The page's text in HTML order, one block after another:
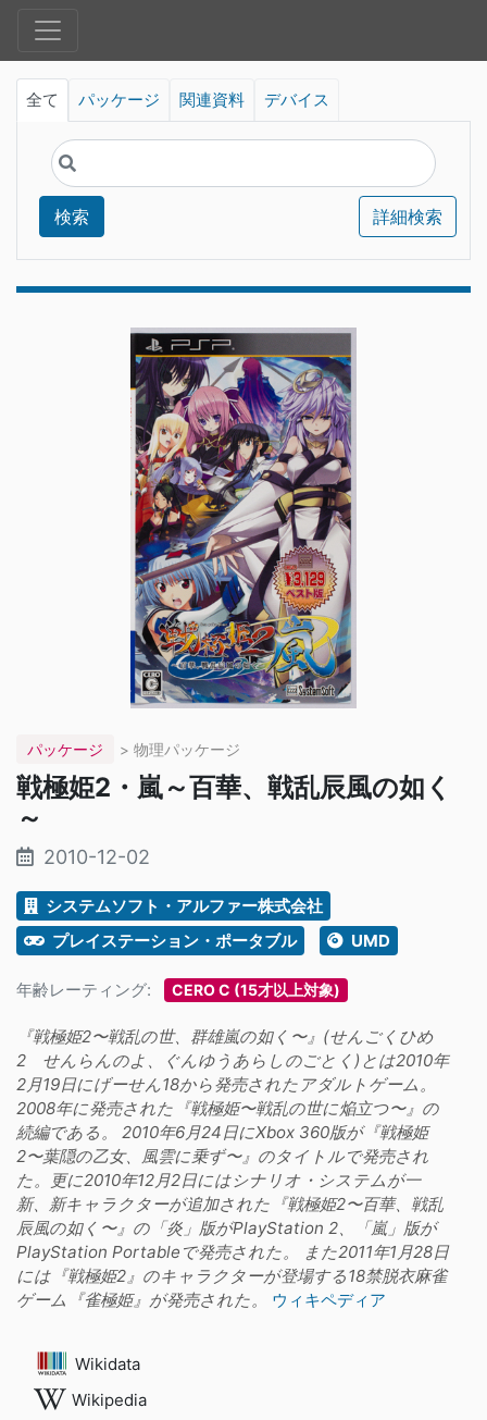
全て パッケージ 関連資料 デバイス
検索 詳細検索
パッケージ > 物理パッケージ
戦極姫2・嵐～百華、戦乱辰風の如く
～
2010-12-02
システムソフト・アルファー株式会社
プレイステーション・ポータブル
UMD
年齢レーティング: CERO C (15才以上対象)
『戦極姫2〜戦乱の世、群雄嵐の如く〜』(せんごくひめ
2 せんらんのよ、ぐんゆうあらしのごとく)とは2010年
2月19日にげーせん18から発売されたアダルトゲーム。
2008年に発売された『戦極姫〜戦乱の世に焔立つ〜』の
続編である。 2010年6月24日にXbox 360版が『戦極姫
2〜葉隠の乙女、風雲に乗ず〜』のタイトルで発売され
た。更に2010年12月2日にはシナリオ・システムが一
新、新キャラクターが追加された『戦極姫2〜百華、戦乱
辰風の如く〜』の「炎」版がPlayStation 2、「嵐」版が
PlayStation Portableで発売された。 また2011年1月28日
には『戦極姫2』のキャラクターが登場する18禁脱衣麻雀
ゲーム『雀極姫』が発売された。
ウィキペディア
Wikidata
Wikipedia